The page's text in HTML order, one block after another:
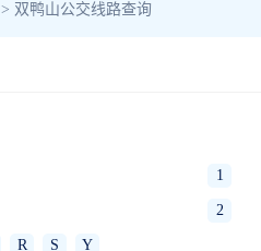
> 双鸭山公交线路查询
1
2
R S Y